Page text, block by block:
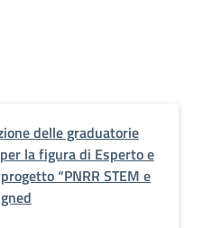
delle graduatorie
la figura di Esperto e
“PNRR STEM e